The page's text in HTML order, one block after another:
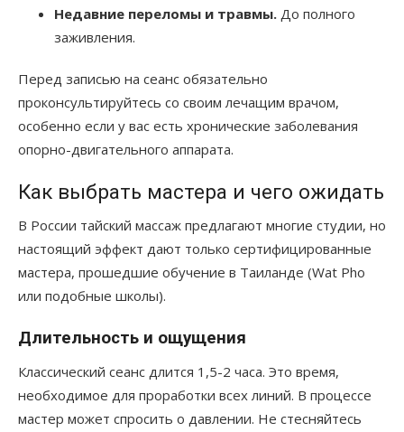
Недавние переломы и травмы. До полного
заживления.
Перед записью на сеанс обязательно
проконсультируйтесь со своим лечащим врачом,
особенно если у вас есть хронические заболевания
опорно-двигательного аппарата.
Как выбрать мастера и чего ожидать
В России тайский массаж предлагают многие студии, но
настоящий эффект дают только сертифицированные
мастера, прошедшие обучение в Таиланде (Wat Pho
или подобные школы).
Длительность и ощущения
Классический сеанс длится 1,5-2 часа. Это время,
необходимое для проработки всех линий. В процессе
мастер может спросить о давлении. Не стесняйтесь